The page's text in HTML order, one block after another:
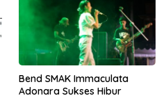
Bend SMAK Immaculata
Adonara Sukses Hibur